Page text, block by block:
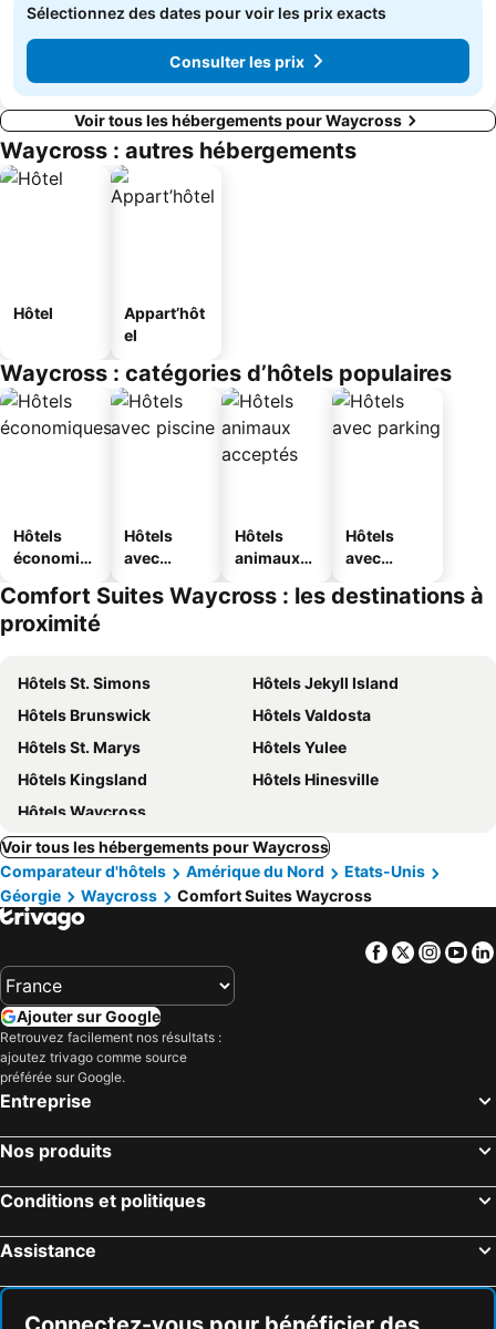
Sélectionnez des dates pour voir les prix exacts
Consulter les prix
Voir tous les hébergements pour Waycross
Waycross : autres hébergements
Hôtel
Appart’hôt
el
Waycross : catégories d’hôtels populaires
Hôtels
économiq
Hôtels
avec
Hôtels
animaux
Hôtels
avec
Comfort Suites Waycross : les destinations à
proximité
Hôtels St. Simons
Hôtels Jekyll Island
Hôtels Brunswick
Hôtels Valdosta
Hôtels St. Marys
Hôtels Yulee
Hôtels Kingsland
Hôtels Hinesville
Hôtels Waycross
Voir tous les hébergements pour Waycross
Comparateur d'hôtels
Amérique du Nord
Etats-Unis
Géorgie
Waycross Comfort Suites Waycross
Facebook
Twitter
Ajouter sur Google
Retrouvez facilement nos résultats :
ajoutez trivago comme source
préférée sur Google.
Entreprise
Nos produits
Conditions et politiques
Assistance